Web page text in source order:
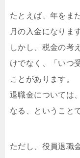
たとえば、年をま
月の入金になりま
しかし、税金の考
けでなく、「いつ
ことがあります。
退職金については
なる、ということ
ただし、役員退職